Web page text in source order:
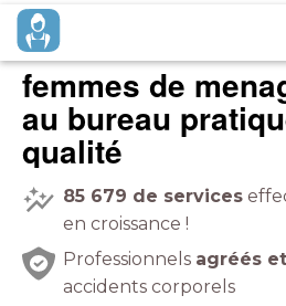
femmes de
qualité
85 679 de services
en croissance !
Professionnels agréés
accidents corporels